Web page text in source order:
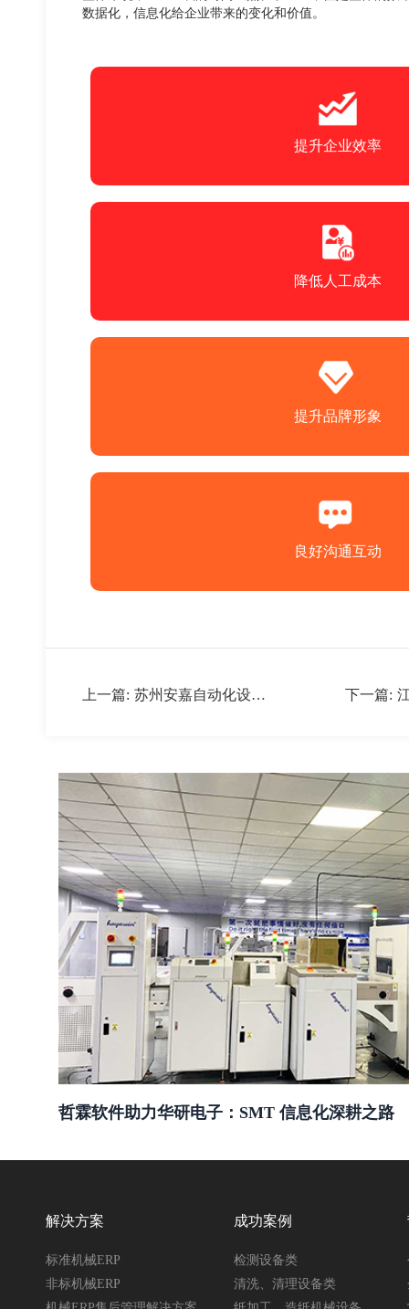
数据化，信息化给企业带来的变化和价值。
提升企业效率
降低人工成本
提升品牌形象
良好沟通互动
上一篇: 苏州安嘉自动化设备
下一篇:
哲霖软件助力华研电子：SMT 信息化深耕之路
解决方案
标准机械ERP
非标机械ERP
成功案例
检测设备类
清洗、清理设备类